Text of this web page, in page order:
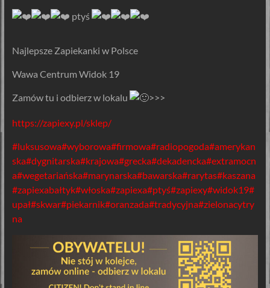
ptyś
️Najlepsze Zapiekanki w Polsce
Wawa Centrum Widok 19
Zamów tu i odbierz w lokalu >>>
https://zapiexy.pl/sklep/
#luksusowa#wyborowa#firmowa#radiopogoda#amerykan
ska#dygnitarska#krajowa#grecka#dekadencka#extramocn
a#wegetariańska#marynarska#bawarska#rarytas#kaszana
#zapiexabałtyk#włoska#zapiexa#ptyś#zapiexy#widok19#
upał#skwar#piekarnik#oranzada#tradycyjna#zielonacytry
na